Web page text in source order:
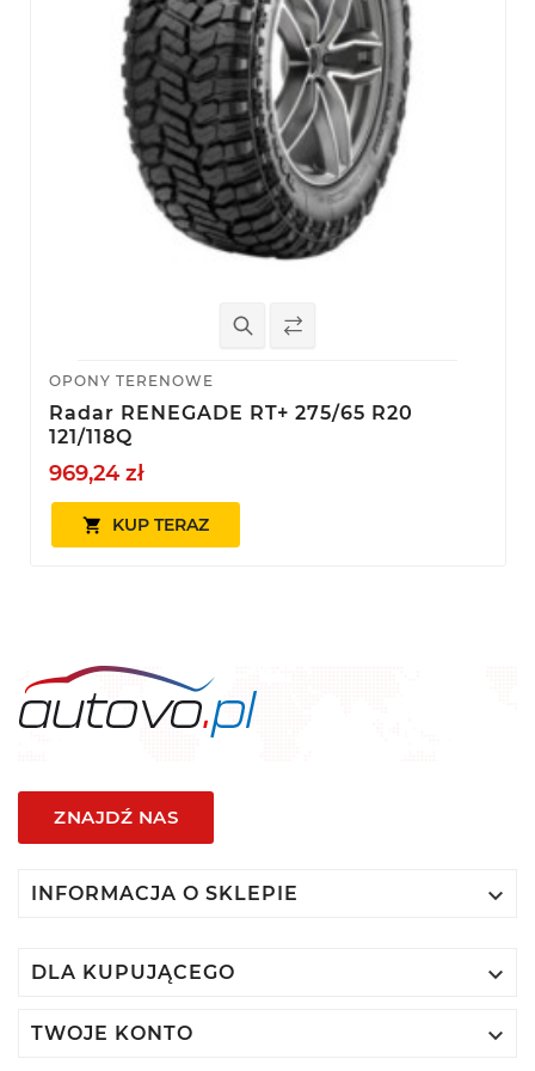
OPONY TERENOWE
Radar RENEGADE RT+ 275/65 R20
121/118Q
969,24 zł
 KUP TERAZ
ZNAJDŹ NAS
INFORMACJA O SKLEPIE 
DLA KUPUJĄCEGO 
TWOJE KONTO 